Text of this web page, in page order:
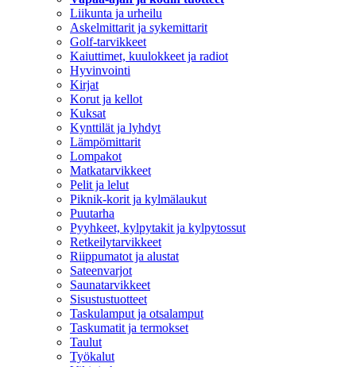
Liikunta ja urheilu
Askelmittarit ja sykemittarit
Golf-tarvikkeet
Kaiuttimet, kuulokkeet ja radiot
Hyvinvointi
Kirjat
Korut ja kellot
Kuksat
Kynttilät ja lyhdyt
Lämpömittarit
Lompakot
Matkatarvikkeet
Pelit ja lelut
Piknik-korit ja kylmälaukut
Puutarha
Pyyhkeet, kylpytakit ja kylpytossut
Retkeilytarvikkeet
Riippumatot ja alustat
Sateenvarjot
Saunatarvikkeet
Sisustustuotteet
Taskulamput ja otsalamput
Taskumatit ja termokset
Taulut
Työkalut